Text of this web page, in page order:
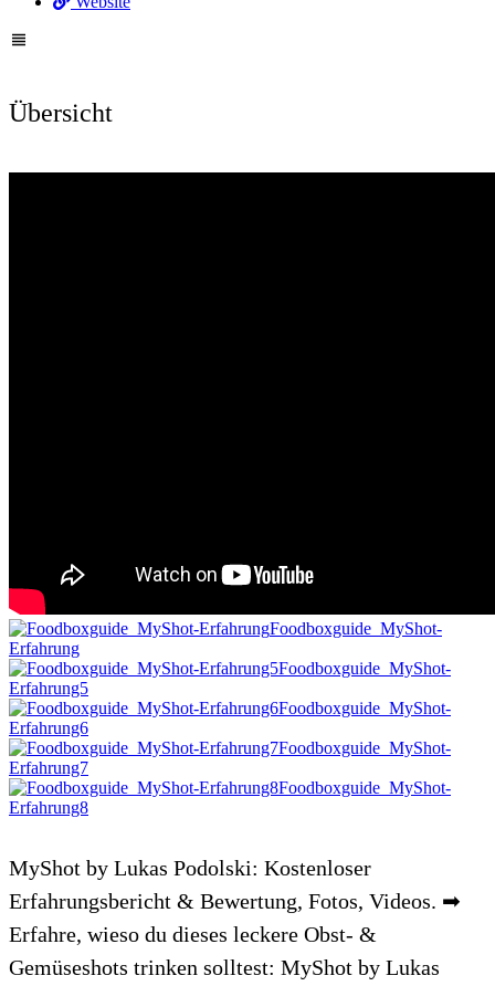
Übersicht
Foodboxguide_MyShot-
Erfahrung
Foodboxguide_MyShot-
Erfahrung5
Foodboxguide_MyShot-
Erfahrung6
Foodboxguide_MyShot-
Erfahrung7
Foodboxguide_MyShot-
Erfahrung8
MyShot by Lukas Podolski: Kostenloser
Erfahrungsbericht & Bewertung, Fotos, Videos. ➡
Erfahre, wieso du dieses leckere Obst- &
Gemüseshots trinken solltest: MyShot by Lukas